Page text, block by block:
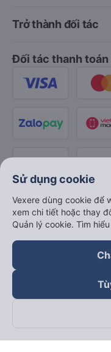
Trở thành đối tác
Đối tác thanh toán
Theo dõi chúng
Sử dụng cookie
Vexere dùng cookie để
xem chi tiết hoặc thay
Quản lý cookie. Tìm